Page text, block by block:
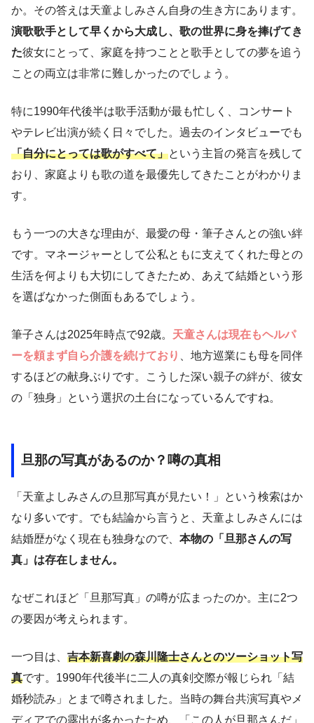
か。その答えは天童よしみさん自身の生き方にあります。
演歌歌手として早くから大成し、歌の世界に身を捧げてき
た彼女にとって、家庭を持つことと歌手としての夢を追う
ことの両立は非常に難しかったのでしょう。
特に1990年代後半は歌手活動が最も忙しく、コンサート
やテレビ出演が続く日々でした。過去のインタビューでも
「自分にとっては歌がすべて」という主旨の発言を残して
おり、家庭よりも歌の道を最優先してきたことがわかりま
す。
もう一つの大きな理由が、最愛の母・筆子さんとの強い絆
です。マネージャーとして公私ともに支えてくれた母との
生活を何よりも大切にしてきたため、あえて結婚という形
を選ばなかった側面もあるでしょう。
筆子さんは2025年時点で92歳。 天童さんは現在もヘルパ
ーを頼まず自ら介護を続けており
、地方巡業にも母を同伴
するほどの献身ぶりです。こうした深い親子の絆が、彼女
の「独身」という選択の土台になっているんですね。
旦那の写真があるのか？噂の真相
「天童よしみさんの旦那写真が見たい！」という検索はか
なり多いです。でも結論から言うと、天童よしみさんには
結婚歴がなく現在も独身なので、 本物の「旦那さんの写
真」は存在しません。
なぜこれほど「旦那写真」の噂が広まったのか。主に2つ
の要因が考えられます。
一つ目は、 吉本新喜劇の森川隆士さんとのツーショット写
真です。1990年代後半に二人の真剣交際が報じられ「結
婚秒読み」とまで噂されました。当時の舞台共演写真やメ
ディアでの露出が多かったため、「この人が旦那さんだ」